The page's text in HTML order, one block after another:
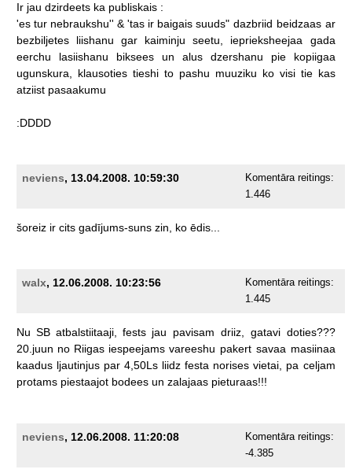
Ir jau dzirdeets ka publiskais :
'es tur nebraukshu'' & 'tas ir baigais suuds" dazbriid beidzaas ar
bezbiljetes
liishanu gar kaiminju seetu, ieprieksheejaa
gada
eerchu
lasiishanu biksees un alus dzershanu pie
kopiigaa
ugunskura,
klausoties tieshi to pashu muuziku ko visi tie kas
atziist pasaakumu
:DDDD
neviens, 13.04.2008. 10:59:30
Komentāra reitings:
1.446
šoreiz ir cits gadījums-suns zin, ko ēdis...
walx, 12.06.2008. 10:23:56
Komentāra reitings:
1.445
Nu SB atbalstiitaaji, fests jau pavisam driiz, gatavi doties???
20.juun no Riigas iespeejams vareeshu pakert savaa masiinaa
kaadus ljautinjus par 4,50Ls liidz festa norises vietai, pa celjam
protams piestaajot bodees un zalajaas pieturaas!!!
neviens, 12.06.2008. 11:20:08
Komentāra reitings:
-4.385